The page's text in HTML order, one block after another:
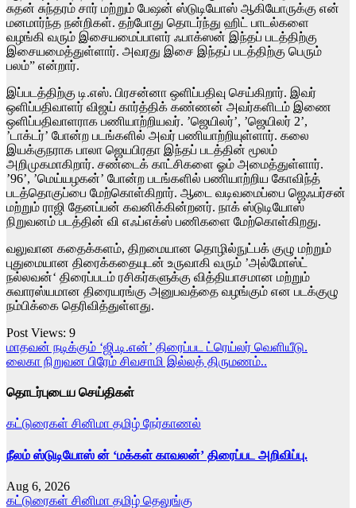
சுதன் சுந்தரம் சார் மற்றும் பேஷன் ஸ்டுடியோஸ் ஆகியோருக்கு என்
மனமார்ந்த நன்றிகள். தற்போது தொடர்ந்து ஹிட் பாடல்களை
வழங்கி வரும் இசையமைப்பாளர் ஃபாக்ஸன் இந்தப் படத்திற்கு
இசையமைத்துள்ளார். அவரது இசை இந்தப் படத்திற்கு பெரும்
பலம்” என்றார்.
இப்படத்திற்கு டி.எஸ். பிரசன்னா ஒளிப்பதிவு செய்கிறார். இவர்
ஒளிப்பதிவாளர் விஜய் கார்த்திக் கண்ணன் அவர்களிடம் இணை
ஒளிப்பதிவாளராக பணியாற்றியவர். ’ஜெயிலர்’, ’ஜெயிலர் 2’,
’டாக்டர்’ போன்ற படங்களில் அவர் பணியாற்றியுள்ளார். கலை
இயக்குநராக பாலா ஜெயபிரதா இந்தப் படத்தின் மூலம்
அறிமுகமாகிறார். சண்டைக் காட்சிகளை ஓம் அமைத்துள்ளார்.
’96’, ’மெய்யழகன்’ போன்ற படங்களில் பணியாற்றிய கோவிந்த்
படத்தொகுப்பை மேற்கொள்கிறார். ஆடை வடிவமைப்பை ஜெஃபர்சன்
மற்றும் ராஜி தேனப்பன் கவனிக்கின்றனர். நாக் ஸ்டுடியோஸ்
நிறுவனம் படத்தின் வி எஃப்எக்ஸ் பணிகளை மேற்கொள்கிறது.
வலுவான கதைக்களம், திறமையான தொழில்நுட்பக் குழு மற்றும்
புதுமையான திரைக்கதையுடன் உருவாகி வரும் ’அல்மோஸ்ட்
நல்லவன்‘ திரைப்படம் ரசிகர்களுக்கு வித்தியாசமான மற்றும்
சுவாரஸ்யமான திரையரங்கு அனுபவத்தை வழங்கும் என படக்குழு
நம்பிக்கை தெரிவித்துள்ளது.
Post Views: 9
Post
navigation
மாதவன் நடிக்கும் ‘ஜி.டி.என்’ திரைப்பட ட்ரெய்லர் வெளியீடு.
லைகா நிறுவன பிரேம் சிவசாமி இல்லத் திருமணம்..
தொடர்புடைய செய்திகள்
கட்டுரைகள் சினிமா தமிழ் நேர்காணல்
நீலம் ஸ்டுடியோஸ் ன் ‘மக்கள் காவலன்’ திரைப்பட அறிவிப்பு.
Aug 6, 2026
கட்டுரைகள் சினிமா தமிழ் தெலுங்கு